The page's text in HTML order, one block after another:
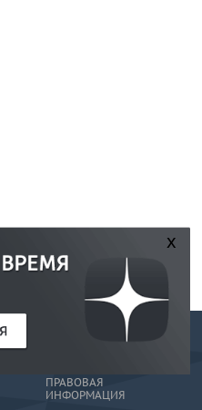
ПРАВОВАЯ
ИНФОРМАЦИЯ
x